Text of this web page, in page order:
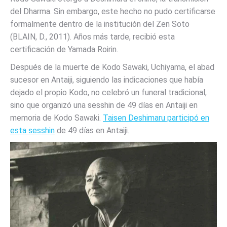
del Dharma. Sin embargo, este hecho no pudo certificarse
formalmente dentro de la institución del Zen Soto
(BLAIN, D., 2011). Años más tarde, recibió esta
certificación de Yamada Roirin.
Después de la muerte de Kodo Sawaki, Uchiyama, el abad
sucesor en Antaiji, siguiendo las indicaciones que había
dejado el propio Kodo, no celebró un funeral tradicional,
sino que organizó una sesshin de 49 días en Antaiji en
memoria de Kodo Sawaki. Taisen Deshimaru participó en
esta sesshin de 49 días en Antaiji.